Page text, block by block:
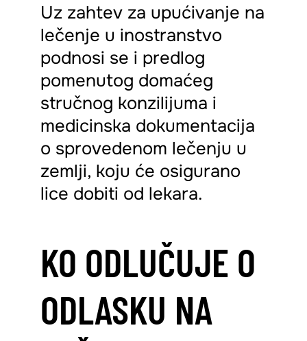
Uz zahtev za upućivanje na
lečenje u inostranstvo
podnosi se i predlog
pomenutog domaćeg
stručnog konzilijuma i
medicinska dokumentacija
o sprovedenom lečenju u
zemlji, koju će osigurano
lice dobiti od lekara.
KO ODLUČUJE O
ODLASKU NA